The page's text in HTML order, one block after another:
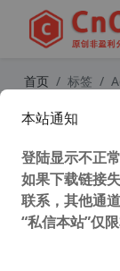
首页 标签
本站通知
登陆显示不正
如果下载链接
联系，其他通
“私信本站”仅